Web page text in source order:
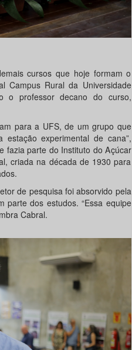
cursos que hoje formam o
Campus Rural da Universidade
o professor decano do curso,
para a UFS, de um grupo que
estação experimental de cana”,
fazia parte do Instituto do Açúcar
criada na década de 1930 para
de pesquisa foi absorvido pela
parte dos estudos. “Essa equipe
Cabral.